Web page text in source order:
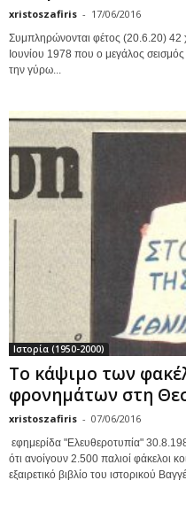
xristoszafiris - 17/06/2016
Συμπληρώνονται φέτος (20.6.20) 42
Ιουνίου 1978 που ο μεγάλος
την γύρω...
Ιστορία (1950-2000)
Το κάψιμο των
φρονημάτων στη
xristoszafiris - 07/06/2016
εφημερίδα "Ελευθεροτυπία"
ότι ανοίγουν 2.500 παλιοί φάκελοι
εξαιρετικό βιβλίο του ιστορικού